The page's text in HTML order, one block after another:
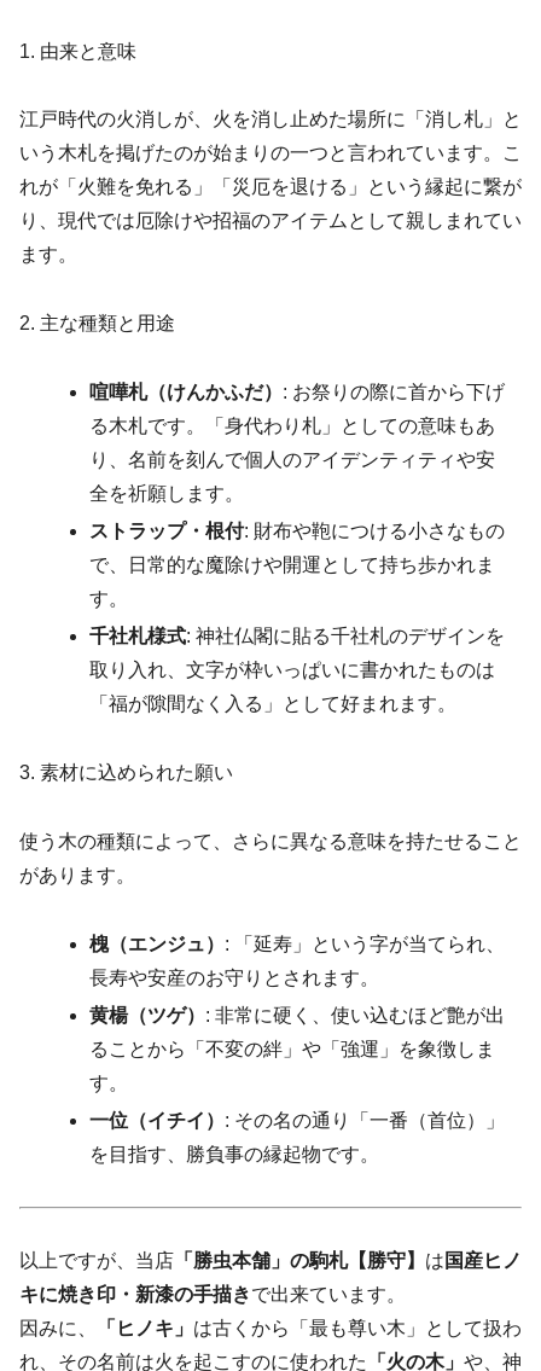
1. 由来と意味
江戸時代の火消しが、火を消し止めた場所に「消し札」と
いう木札を掲げたのが始まりの一つと言われています。こ
れが「火難を免れる」「災厄を退ける」という縁起に繋が
り、現代では厄除けや招福のアイテムとして親しまれてい
ます。
2. 主な種類と用途
喧嘩札（けんかふだ） : お祭りの際に首から下げ
る木札です。「身代わり札」としての意味もあ
り、名前を刻んで個人のアイデンティティや安
全を祈願します。
ストラップ・根付: 財布や鞄につける小さなもの
で、日常的な魔除けや開運として持ち歩かれま
す。
千社札様式: 神社仏閣に貼る千社札のデザインを
取り入れ、文字が枠いっぱいに書かれたものは
「福が隙間なく入る」として好まれます。
3. 素材に込められた願い
使う木の種類によって、さらに異なる意味を持たせること
があります。
槐（エンジュ） : 「延寿」という字が当てられ、
長寿や安産のお守りとされます。
黄楊（ツゲ） : 非常に硬く、使い込むほど艶が出
ることから「不変の絆」や「強運」を象徴しま
す。
一位（イチイ） : その名の通り「一番（首位）」
を目指す、勝負事の縁起物です。
以上ですが、当店 「勝虫本舗」の駒札【勝守】 は 国産ヒノ
キに焼き印・新漆の手描きで出来ています。
因みに、
「ヒノキ」 は古くから「最も尊い木」として扱わ
れ、その名前は火を起こすのに使われた
「火の木」 や、神